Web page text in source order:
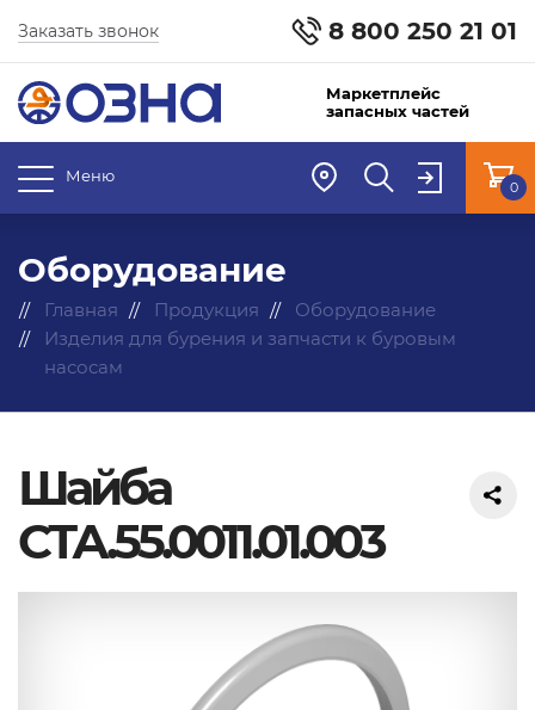
8 800 250 21 01
Заказать звонок
Маркетплейс
запасных частей
Меню
0
Оборудование
Главная Продукция
Оборудование
Изделия для бурения и запчасти к буровым
насосам
Шайба
СТА.55.0011.01.003